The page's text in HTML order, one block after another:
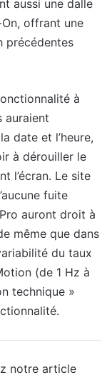
aussi une dalle
offrant une
précédentes
à
auraient
date et l’heure,
à dérouiller le
l’écran. Le site
fuite
auront droit à
même que dans
du taux
(de 1 Hz à
technique »
notre article